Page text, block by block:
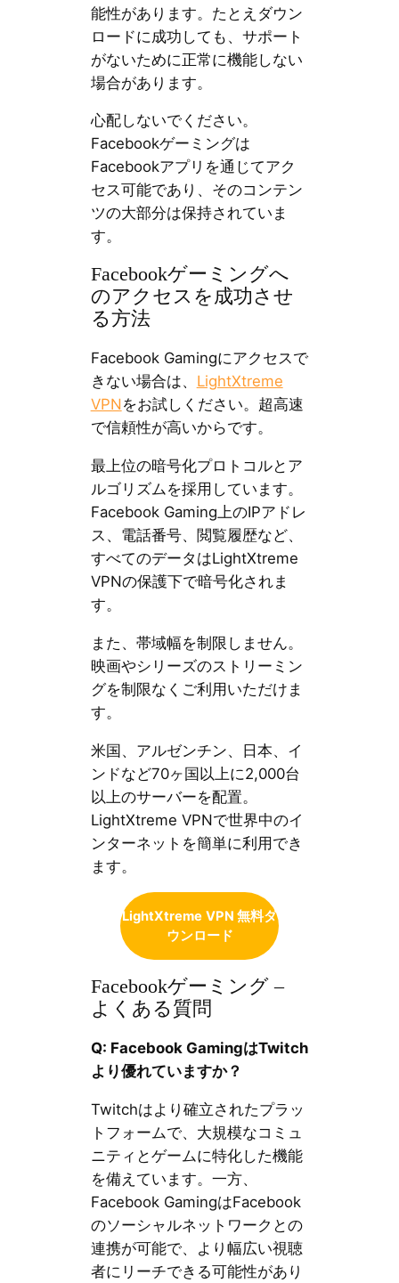
能性があります。たとえダウン
ロードに成功しても、サポート
がないために正常に機能しない
場合があります。
心配しないでください。
Facebookゲーミングは
Facebookアプリを通じてアク
セス可能であり、そのコンテン
ツの大部分は保持されていま
す。
Facebookゲーミングへ
のアクセスを成功させ
る方法
Facebook Gamingにアクセスで
きない場合は、 LightXtreme
VPNをお試しください。超高速
で信頼性が高いからです。
最上位の暗号化プロトコルとア
ルゴリズムを採用しています。
Facebook Gaming上のIPアドレ
ス、電話番号、閲覧履歴など、
すべてのデータはLightXtreme
VPNの保護下で暗号化されま
す。
また、帯域幅を制限しません。
映画やシリーズのストリーミン
グを制限なくご利用いただけま
す。
米国、アルゼンチン、日本、イ
ンドなど70ヶ国以上に2,000台
以上のサーバーを配置。
LightXtreme VPNで世界中のイ
ンターネットを簡単に利用でき
ます。
LightXtreme VPN 無料ダ
ウンロード
Facebookゲーミング –
よくある質問
Q: Facebook GamingはTwitch
より優れていますか？
Twitchはより確立されたプラッ
トフォームで、大規模なコミュ
ニティとゲームに特化した機能
を備えています。一方、
Facebook GamingはFacebook
のソーシャルネットワークとの
連携が可能で、より幅広い視聴
者にリーチできる可能性があり